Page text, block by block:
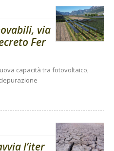
via
Fer
capacità tra fotovoltaico,
l’iter